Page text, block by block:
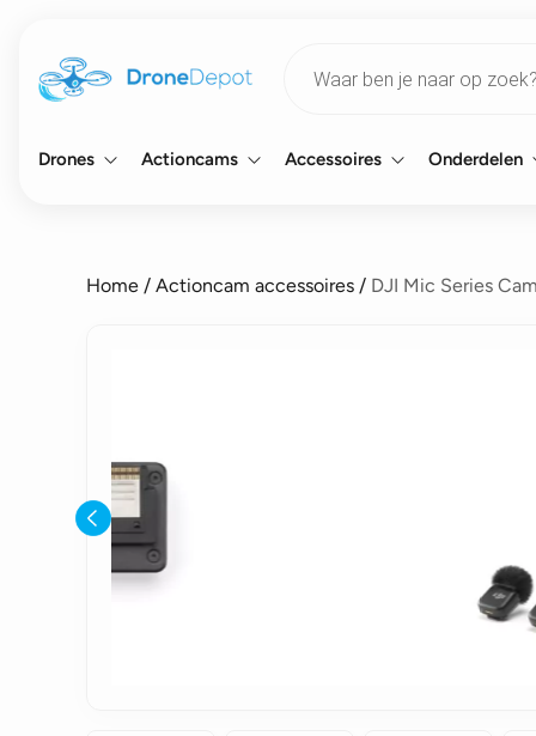
search
Drones Actioncams Accessoires Onderdelen
Home / Actioncam accessoires / DJI Mic Series